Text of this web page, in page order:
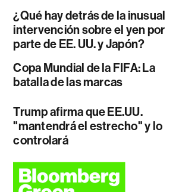
¿Qué hay detrás de la inusual
intervención sobre el yen por
parte de EE. UU. y Japón?
Copa Mundial de la FIFA: La
batalla de las marcas
Trump afirma que EE.UU.
"mantendrá el estrecho" y lo
controlará